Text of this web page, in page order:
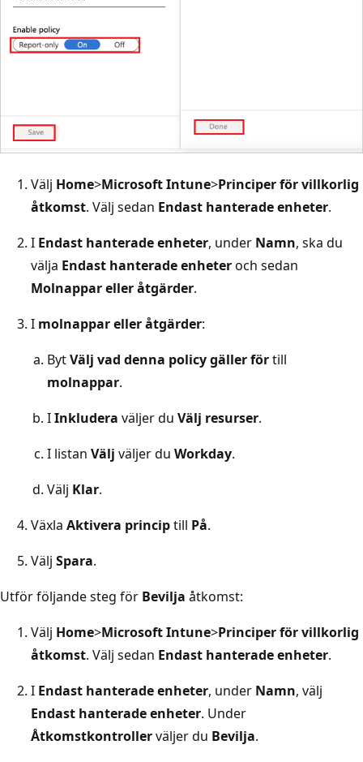
Välj Home>Microsoft Intune>Principer för villkorlig
åtkomst. Välj sedan Endast hanterade enheter.
I Endast hanterade enheter, under Namn, ska du
välja Endast hanterade enheteroch sedan
Molnappar eller åtgärder.
I molnappar eller åtgärder:
BytVälj vad denna policy gäller förtill
molnappar.
IInkludera väljer du Välj resurser.
I listan Välj väljer du Workday.
Välj Klar.
Växla Aktivera principtill På.
Välj Spara.
Utför följande steg för Bevilja åtkomst:
Välj Home>Microsoft Intune>Principer för villkorlig
åtkomst. Välj sedan Endast hanterade enheter.
I Endast hanterade enheter, under Namn, välj
Endast hanterade enheter. Under
Åtkomstkontrollerväljer du Bevilja.